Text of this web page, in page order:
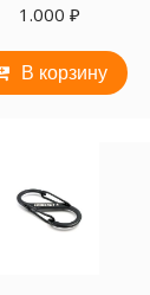
1.000 ₽
В корзину